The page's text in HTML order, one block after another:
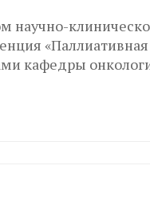
научно-
кафедры